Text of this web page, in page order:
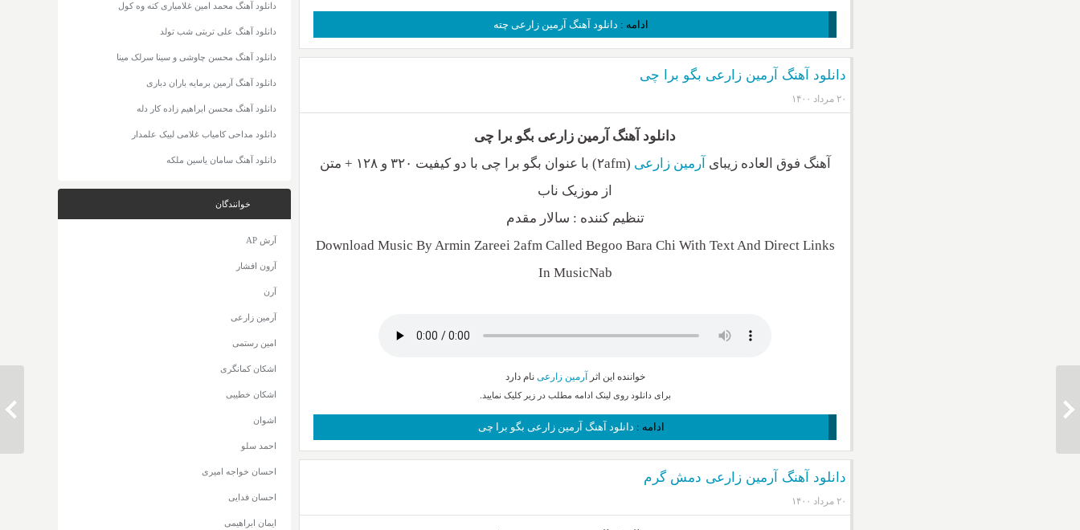
ادامه : دانلود آهنگ آرمین زارعی چته
دانلود آهنگ آرمین زارعی بگو برا چی
۲۰ مرداد ۱۴۰۰
دانلود آهنگ آرمین زارعی بگو برا چی
آهنگ فوق العاده زیبای آرمین زارعی
(۲afm) با عنوان بگو برا چی با دو کیفیت ۳۲۰ و ۱۲۸ + متن
از موزیک ناب
تنظیم کننده : سالار مقدم
Download Music By Armin Zareei 2afm Called Begoo Bara Chi With Text And Direct Links
In MusicNab
خواننده این اثرآرمین زارعی نام دارد
برای دانلود روی لینک ادامه مطلب در زیر کلیک نمایید.
ادامه : دانلود آهنگ آرمین زارعی بگو برا چی
دانلود آهنگ آرمین زارعی دمش گرم
۲۰ مرداد ۱۴۰۰
دانلود آهنگ محمد امین غلامیاری کنه وه کول
دانلود آهنگ علی تربتی شب تولد
دانلود آهنگ محسن چاوشی و سینا سرلک مینا
دانلود آهنگ آرمین برمایه باران دباری
دانلود آهنگ محسن ابراهیم زاده کار دله
دانلود مداحی کامیاب غلامی لبیک علمدار
دانلود آهنگ سامان یاسین ملکه
خوانندگان
آرش AP
آرون افشار
آرن
آرمین زارعی
امین رستمی
اشکان کمانگری
اشکان خطیبی
اشوان
احمد سلو
احسان خواجه امیری
احسان فدایی
ایمان ابراهیمی